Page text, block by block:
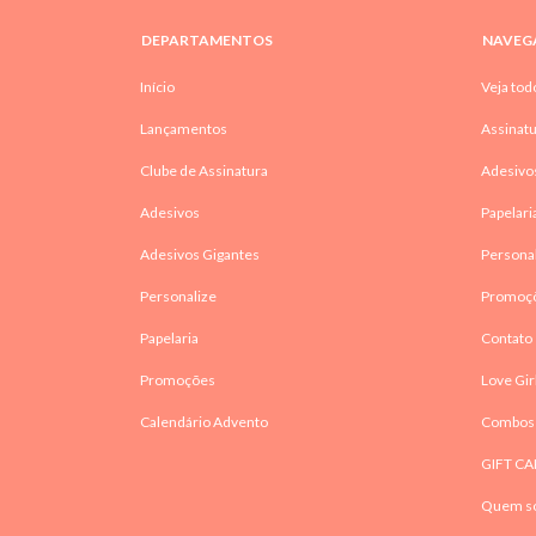
DEPARTAMENTOS
Início
Lançamentos
Clube de Assinatura
Adesivos
Adesivos Gigantes
Personalize
Papelaria
Promoções
Calendário Advento
Veja
Contato
Love Girl
Combos
GIFT
Quem